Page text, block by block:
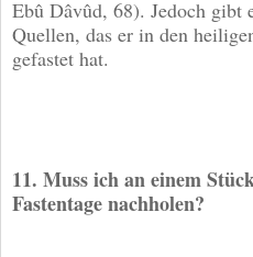
Ebû Dâvûd, 68). Jedoch gibt
Quellen, das er in den
gefastet hat.
11. Muss ich an einem
Fastentage nachholen?